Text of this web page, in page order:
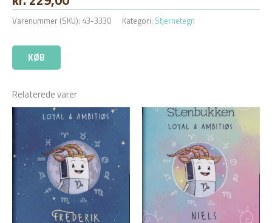
Varenummer (SKU): 43-3330 Kategori: Stjernetegn
KØB
Relaterede varer